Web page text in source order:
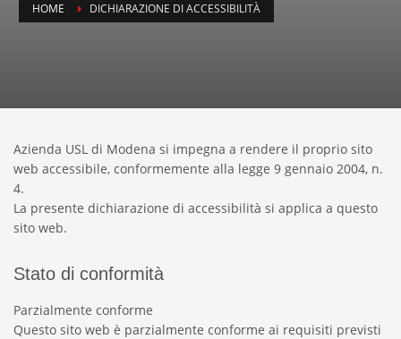
HOME DICHIARAZIONE DI ACCESSIBILITÀ
Azienda USL di Modena si impegna a rendere il proprio sito
web accessibile, conformemente alla legge 9 gennaio 2004, n.
4.
La presente dichiarazione di accessibilità si applica a questo
sito web.
Stato di conformità
Parzialmente conforme
Questo sito web è parzialmente conforme ai requisiti previsti